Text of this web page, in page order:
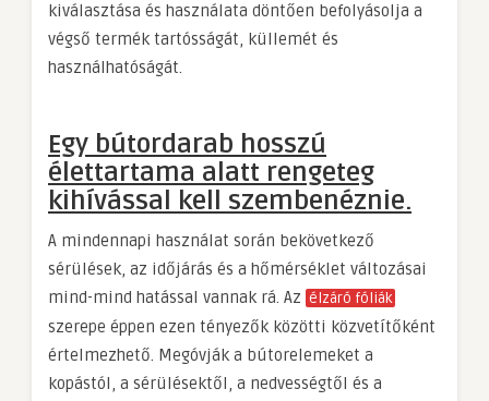
kiválasztása és használata döntően befolyásolja a
végső termék tartósságát, küllemét és
használhatóságát.
Egy bútordarab hosszú
élettartama alatt rengeteg
kihívással kell szembenéznie.
A mindennapi használat során bekövetkező
sérülések, az időjárás és a hőmérséklet változásai
mind-mind hatással vannak rá. Az élzáró fóliák
szerepe éppen ezen tényezők közötti közvetítőként
értelmezhető. Megóvják a bútorelemeket a
kopástól, a sérülésektől, a nedvességtől és a